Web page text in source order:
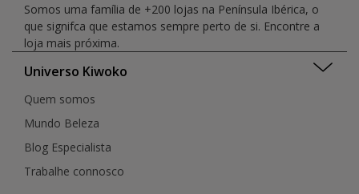
Somos uma família de +200 lojas na Península Ibérica, o
que signifca que estamos sempre perto de si. Encontre a
loja mais próxima.
Universo Kiwoko
Quem somos
Mundo Beleza
Blog Especialista
Trabalhe connosco